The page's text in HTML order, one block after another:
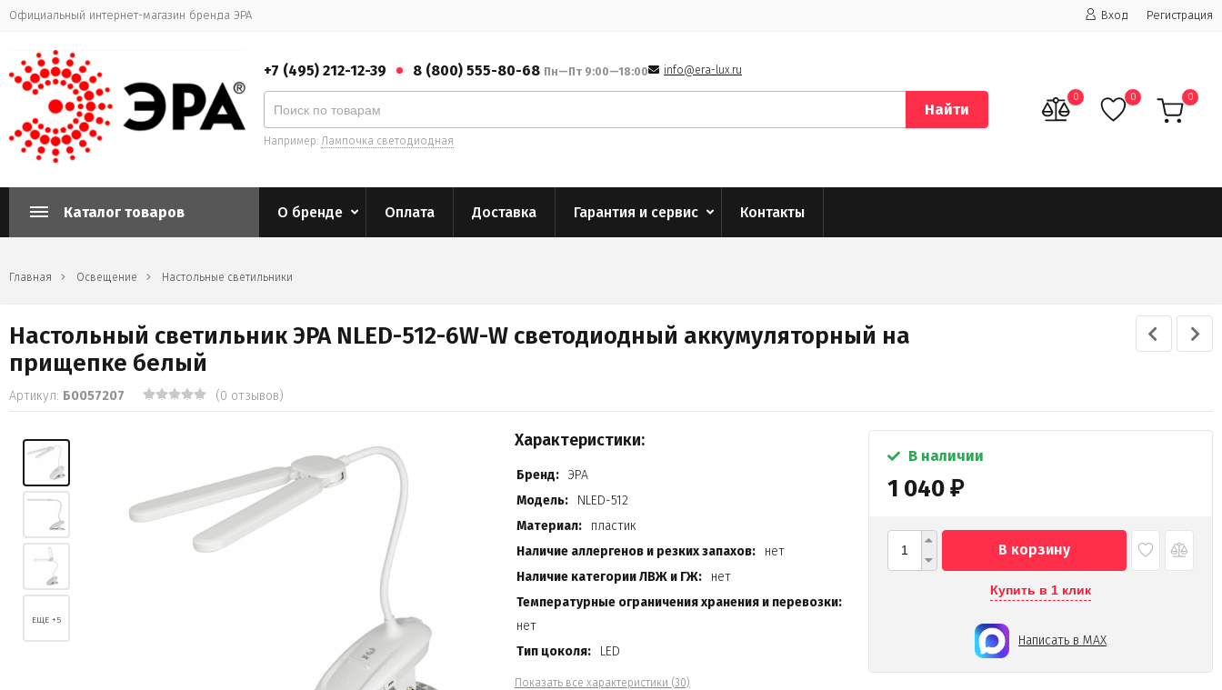
Официальный интернет-магазин бренда ЭРА Вход Регистрация
+7 (495) 212-12-39 8 (800) 555-80-68 Пн—Пт 9:00—18:00 info@era-lux.ru
Найти
Например: Лампочка светодиодная
0 0 0
Каталог товаров О бренде Оплата Доставка Гарантия и сервис Контакты
Главная Освещение Настольные светильники
Настольный светильник ЭРА NLED-512-6W-W светодиодный аккумуляторный на
прищепке белый
Артикул: Б0057207 (0 отзывов)
ЕЩЕ +5
Характеристики:
Бренд: ЭРА
Модель:
NLED-512
Материал:
пластик
Наличие аллергенов и резких запахов:
нет
Наличие категории ЛВЖ и ГЖ:
нет
Температурные ограничения хранения и перевозки:
нет
Тип цоколя:
LED
Показать все характеристики (30)
В наличии
1 040 ₽
В корзину
Купить в 1 клик
Написать в MAX